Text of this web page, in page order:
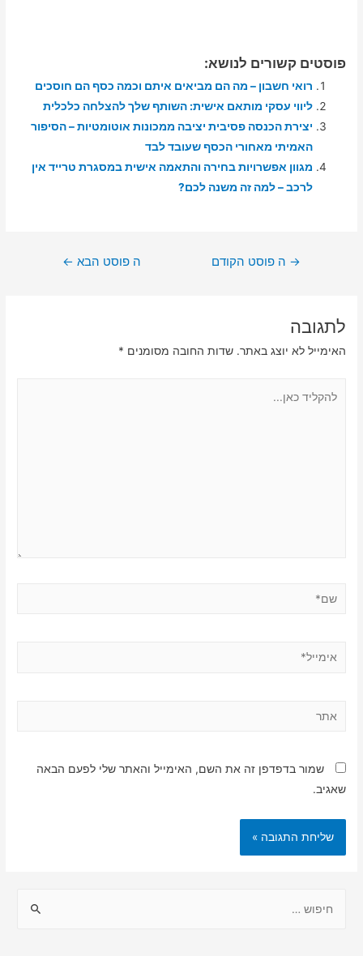
פוסטים קשורים לנושא:
רואי חשבון – מה הם מביאים איתם וכמה כסף הם חוסכים
ליווי עסקי מותאם אישית: השותף שלך להצלחה כלכלית
יצירת הכנסה פסיבית יציבה ממכונות אוטומטיות – הסיפור
האמיתי מאחורי הכסף שעובד לבד
מגוון אפשרויות בחירה והתאמה אישית במסגרת טרייד אין
לרכב – למה זה משנה לכם?
ניווט
→ ה פוסט הקודם ה פוסט הבא ←
לתגובה
האימייל לא יוצג באתר. שדות החובה מסומנים *
שמור בדפדפן זה את השם, האימייל והאתר שלי לפעם הבאה
שאגיב.